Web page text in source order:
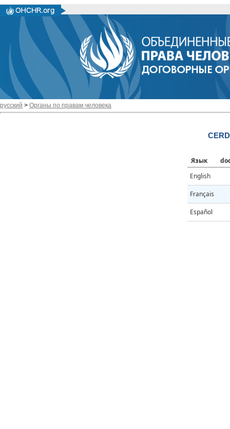
русский > Органы по правам человека
Язык
English
Français
Español